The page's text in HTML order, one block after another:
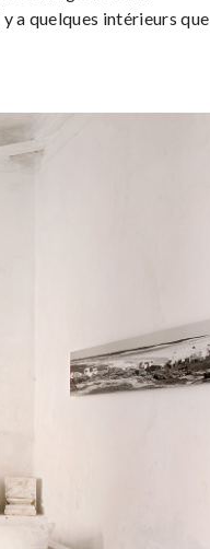
a quelques intérieurs que